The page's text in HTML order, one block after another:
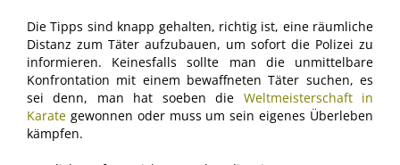
Die Tipps sind knapp gehalten, richtig ist, eine räumliche
Distanz zum Täter aufzubauen, um sofort die Polizei zu
informieren. Keinesfalls sollte man die unmittelbare
Konfrontation mit einem bewaffneten Täter suchen, es
sei denn, man hat soeben die Weltmeisterschaft in
Karate gewonnen oder muss um sein eigenes Überleben
kämpfen.